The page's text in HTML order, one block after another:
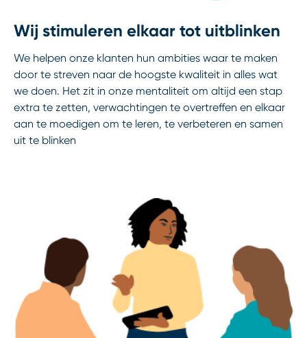
Wij stimuleren elkaar tot uitblinken
We helpen onze klanten hun ambities waar te maken
door te streven naar de hoogste kwaliteit in alles wat
we doen. Het zit in onze mentaliteit om altijd een stap
extra te zetten, verwachtingen te overtreffen en elkaar
aan te moedigen om te leren, te verbeteren en samen
uit te blinken